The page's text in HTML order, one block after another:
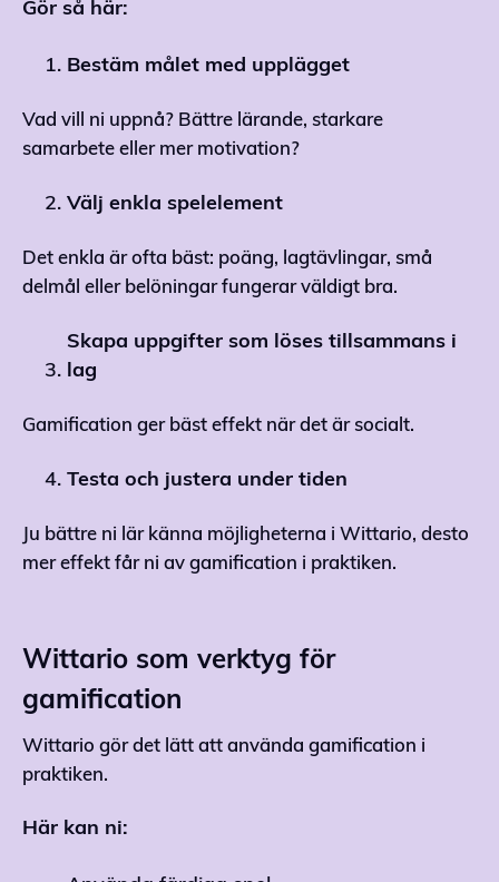
Gör så här:
Bestäm målet med upplägget
Vad vill ni uppnå? Bättre lärande, starkare
samarbete eller mer motivation?
Välj enkla spelelement
Det enkla är ofta bäst: poäng, lagtävlingar, små
delmål eller belöningar fungerar väldigt bra.
Skapa uppgifter som löses tillsammans i
lag
Gamification ger bäst effekt när det är socialt.
Testa och justera under tiden
Ju bättre ni lär känna möjligheterna i Wittario, desto
mer effekt får ni av gamification i praktiken.
Wittario som verktyg för
gamification
Wittario gör det lätt att använda gamification i
praktiken.
Här kan ni: